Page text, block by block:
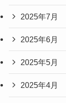
2025年7月
2025年6月
2025年5月
2025年4月